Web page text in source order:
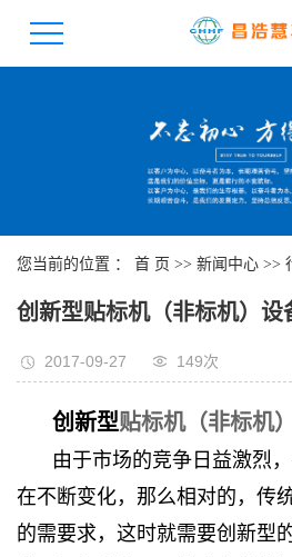
您当前的位置 ： 首 页 >> 新闻中心 >>
创新型贴标机（非标机）设
2017-09-27 149次
创新型贴标机（非标机）
由于市场的竞争日益激烈
在不断变化，那么相对的，传
的需要求，这时就需要创新型